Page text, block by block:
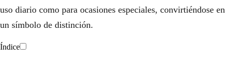
uso diario como para ocasiones especiales, convirtiéndose en
un símbolo de distinción.
Índice